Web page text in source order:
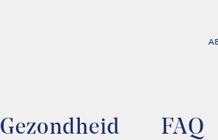
Gezondheid FAQ